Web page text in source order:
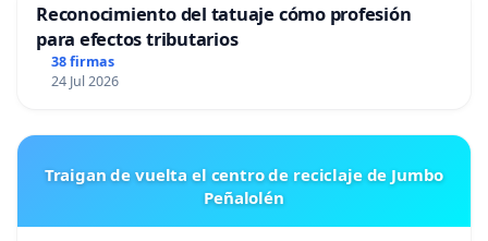
Reconocimiento del tatuaje cómo profesión
para efectos tributarios
38 firmas
24 Jul 2026
Traigan de vuelta el centro de reciclaje de Jumbo
Peñalolén